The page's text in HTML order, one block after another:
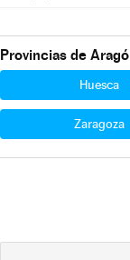
Provincias de
Huesca
Zaragoza